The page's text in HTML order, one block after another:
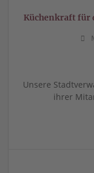
Küchenkraft für
Unsere
ihrer